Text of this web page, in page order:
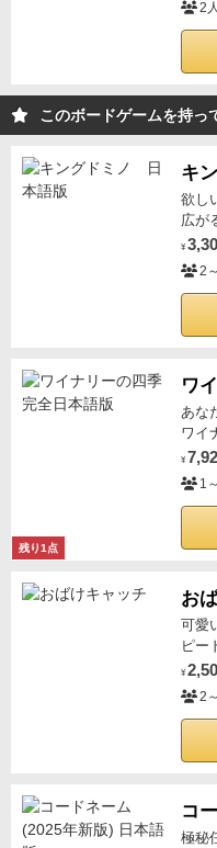
2
このボードゲームを持っ
キ
欲し
広が
¥
2
残り1点
ワ
あな
ワイ
¥
1
お
可愛
ピー
¥
2
コ
極秘